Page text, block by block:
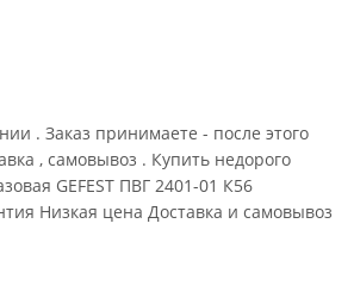
. Заказ принимаете - после этого
, самовывоз . Купить недорого
GEFEST ПВГ 2401-01 К56
Низкая цена Доставка и самовывоз